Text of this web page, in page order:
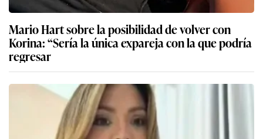
Mario Hart sobre la posibilidad de volver con
Korina: “Sería la única expareja con la que podría
regresar